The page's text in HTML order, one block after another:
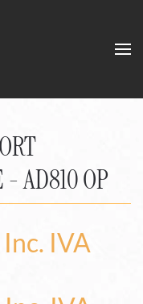
- AD810 OP
IVA